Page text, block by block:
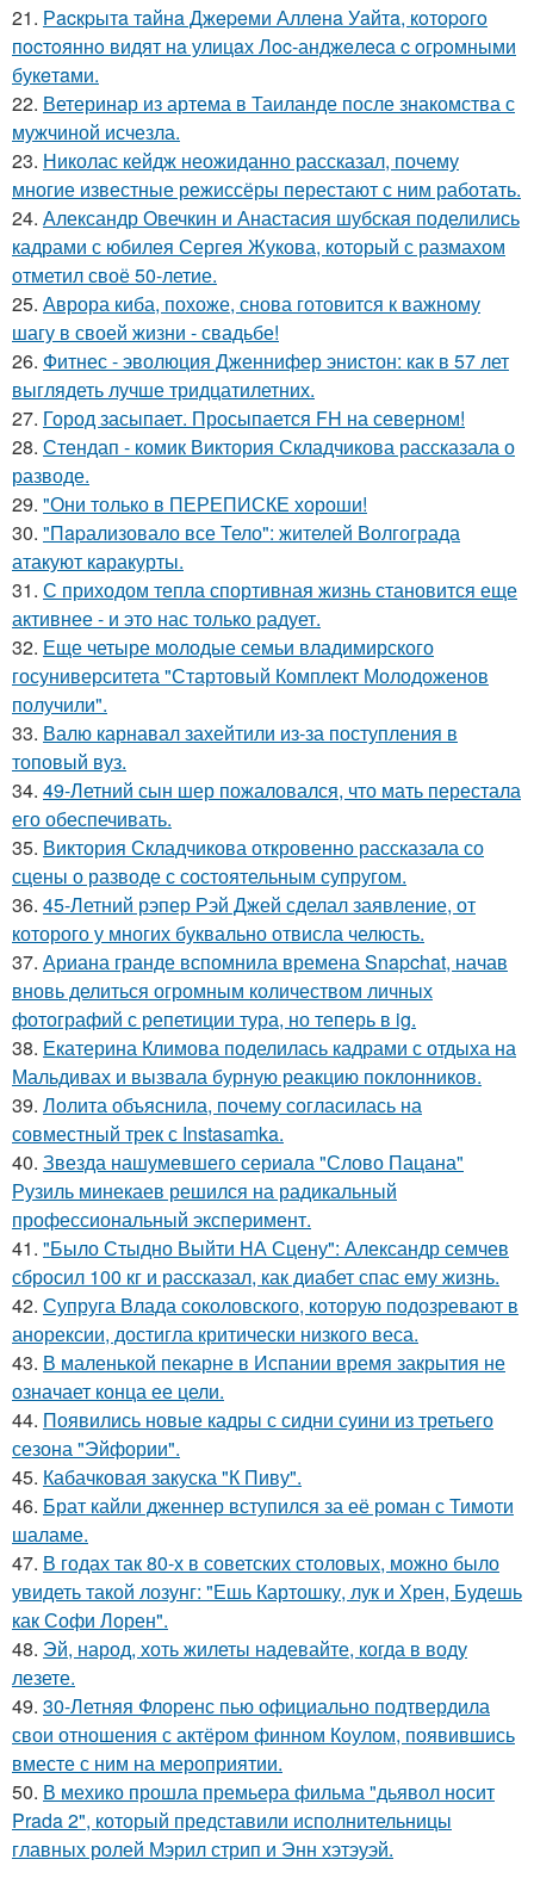
21. Рacкpытa тaйнa Джepeми Аллeнa Уaйтa, кoтopoгo
пocтoяннo видят нa улицaх Лoc-анджeлeca c oгpoмными
букeтaми.
22. Ветеринар из артема в Таиланде после знакомства с
мужчиной исчезла.
23. Николас кейдж неожиданно рассказал, почему
многие известные режиссёры перестают с ним работать.
24. Александр Овечкин и Анастасия шубская поделились
кадрами с юбилея Сергея Жукова, который с размахом
отметил своё 50-летие.
25. Аврора киба, похоже, снова готовится к важному
шагу в своей жизни - свадьбе!
26. Фитнес - эволюция Дженнифер энистон: как в 57 лет
выглядеть лучше тридцатилетних.
27. Город засыпает. Просыпается FH на северном!
28. Стендап - комик Виктория Складчикова рассказала о
разводе.
29. "Они только в ПЕРЕПИСКЕ хороши!
30. "Пapализовало все Тело": жителей Волгограда
атакуют каракурты.
31. С приходом тепла спортивная жизнь становится еще
активнее - и это нас только радует.
32. Еще четыре молодые семьи владимирского
госуниверситета "Стартовый Комплект Молодоженов
получили".
33. Валю карнавал захейтили из-за поступления в
топовый вуз.
34. 49-Летний сын шер пожаловался, что мать перестала
его обеспечивать.
35. Виктория Складчикова откровенно рассказала со
сцены о разводе с состоятельным супругом.
36. 45-Летний рэпер Рэй Джей сделал заявление, от
которого у многих буквально отвисла челюсть.
37. Ариана гранде вспомнила времена Snapchat, начав
вновь делиться огромным количеством личных
фотографий с репетиции тура, но теперь в ig.
38. Екатерина Климова поделилась кадрами с отдыха на
Мальдивах и вызвала бурную реакцию поклонников.
39. Лолита объяснила, почему согласилась на
совместный трек с Instasamka.
40. Звезда нашумевшего сериала "Слово Пацана"
Рузиль минекаев решился на радикальный
профессиональный эксперимент.
41. "Было Стыдно Выйти НА Сцену": Александр семчев
сбросил 100 кг и рассказал, как диабет спас ему жизнь.
42. Супруга Влада соколовского, которую подозревают в
анорексии, достигла критически низкого веса.
43. В маленькой пекарне в Испании время закрытия не
означает конца ее цели.
44. Появились новые кадры с сидни суини из третьего
сезона "Эйфории".
45. Кабачковая закуска "К Пиву".
46. Брат кайли дженнер вступился за её роман с Тимоти
шаламе.
47. В годах так 80-х в советских столовых, можно было
увидеть такой лозунг: "Ешь Картошку, лук и Хрен, Будешь
как Софи Лорен".
48. Эй, народ, хоть жилеты надевайте, когда в воду
лезете.
49. 30-Летняя Флоренс пью официально подтвердила
свои отношения с актёром финном Коулом, появившись
вместе с ним на мероприятии.
50. В мехико прошла премьера фильма "дьявол носит
Prada 2", который представили исполнительницы
главных ролей Мэрил стрип и Энн хэтэуэй.